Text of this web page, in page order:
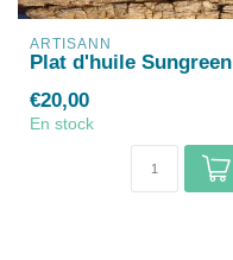
ARTISANN
Plat d'huile Sungreen
€20,00
En stock